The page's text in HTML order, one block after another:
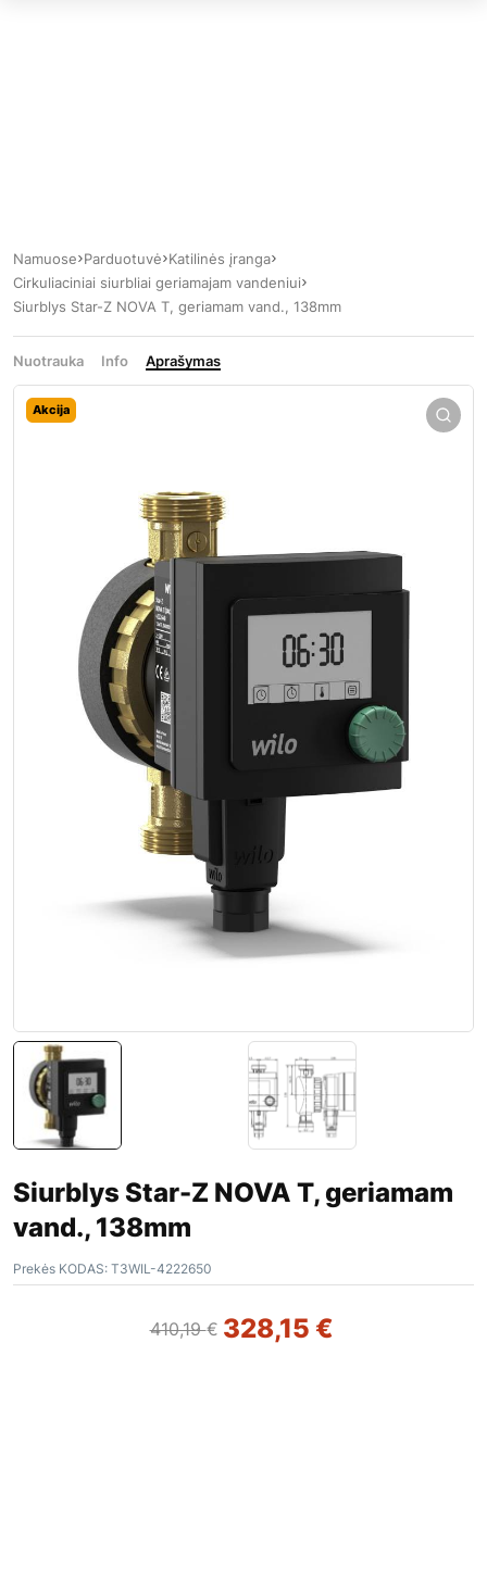
Namuose Parduotuvė Katilinės įranga
Cirkuliaciniai siurbliai geriamajam vandeniui
Siurblys Star-Z NOVA T, geriamam vand., 138mm
Nuotrauka Info Aprašymas
Akcija
Siurblys Star-Z NOVA T, geriamam
vand., 138mm
Prekės KODAS: T3WIL-4222650
410,19€ 328,15 €